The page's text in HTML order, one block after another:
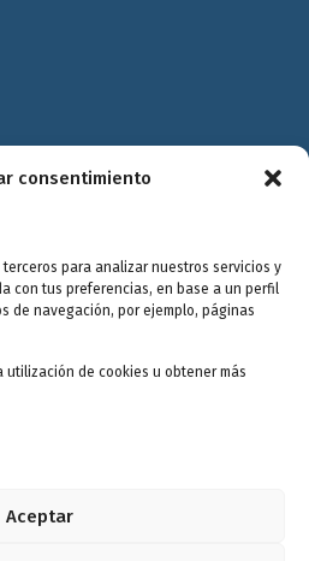
consentimiento
para analizar nuestros servicios y
con tus preferencias, en base a un perfil
de navegación, por ejemplo, páginas
utilización de cookies u obtener más
Aceptar
de limpieza industrial
de limpieza industrial